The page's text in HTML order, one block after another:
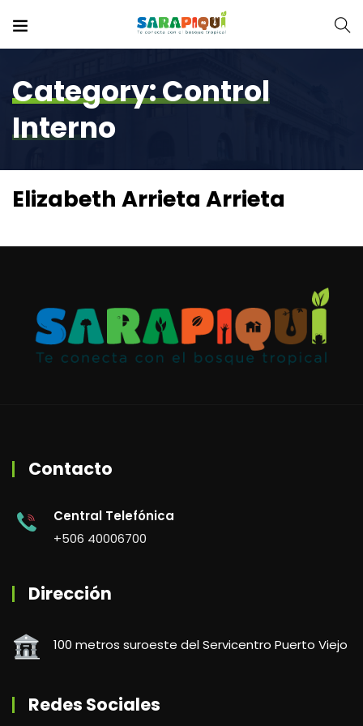
Category:Control
Interno
Elizabeth Arrieta Arrieta
Contacto
Central Telefónica
+506 40006700
Dirección
100 metros suroeste del Servicentro Puerto Viejo
Redes Sociales